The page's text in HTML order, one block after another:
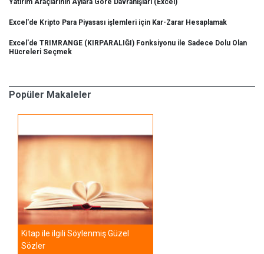
Yatırım Araçlarının Aylara Göre Davranışları (Excel)
Excel'de Kripto Para Piyasası işlemleri için Kar-Zarar Hesaplamak
Excel'de TRIMRANGE (KIRPARALIĞI) Fonksiyonu ile Sadece Dolu Olan
Hücreleri Seçmek
Popüler Makaleler
Kitap ile ilgili Söylenmiş Güzel
Sözler